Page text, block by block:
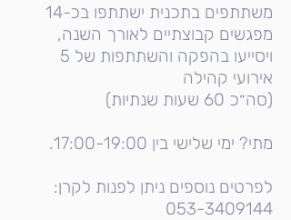
משתתפים בתכנית ישתתפו בכ-14
מפגשים קבוצתיים לאורך השנה,
ויסייעו בהפקה והשתתפות של 5
אירועי קהילה
(סה״כ 60 שעות שנתיות)
מתי? ימי שלישי בין 17:00-19:00.
לפרטים נוספים ניתן לפנות לקרן:
053-3409144